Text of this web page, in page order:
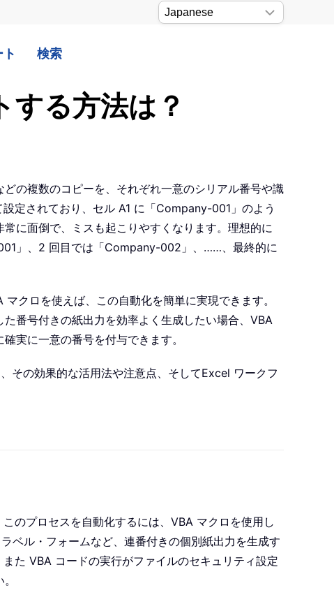
検索
る方法は？
の複数のコピーを、それぞれ一意のシリアル番号や識
定されており、セル A1 に「Company-001」のよう
に面倒で、ミスも起こりやすくなります。理想的に
」、2 回目では「Company-002」、……、最終的に
クロを使えば、この自動化を簡単に実現できます。
番号付きの紙出力を効率よく生成したい場合、VBA
実に一意の番号を付与できます。
その効果的な活用法や注意点、そしてExcel ワークフ
のプロセスを自動化するには、VBA マクロを使用し
ベル・フォームなど、連番付きの個別紙出力を生成す
た VBA コードの実行がファイルのセキュリティ設定